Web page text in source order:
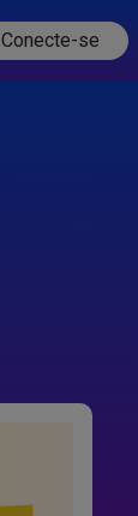
Conecte-se